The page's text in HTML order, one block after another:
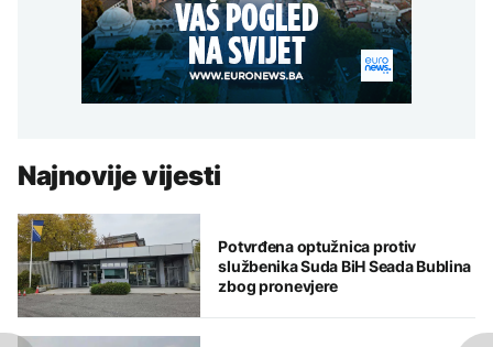
Najnovije vijesti
Potvrđena optužnica protiv
službenika Suda BiH Seada Bublina
zbog pronevjere